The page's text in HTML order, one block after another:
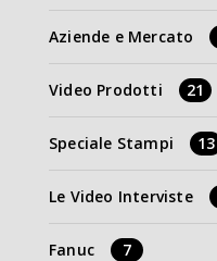
Aziende e Mercato
Video Prodotti 21
Speciale Stampi 13
Le Video Interviste
Fanuc 7